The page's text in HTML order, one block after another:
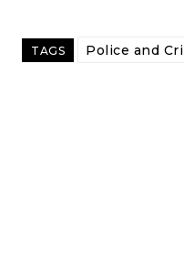
TAGS Police and